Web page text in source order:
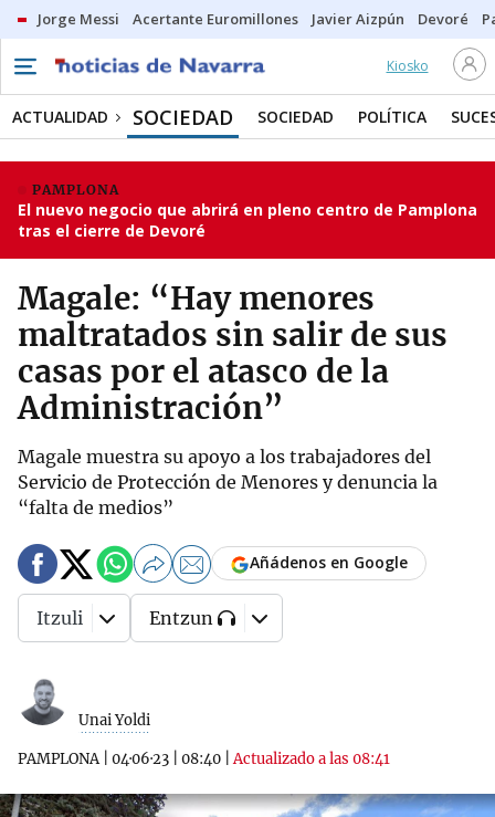
Jorge Messi Acertante Euromillones Javier Aizpún Devoré
Kiosko
ACTUALIDAD SOCIEDAD SOCIEDAD POLÍTICA
PAMPLONA
El nuevo negocio que abrirá en pleno centro de Pamplona
tras el cierre de Devoré
Magale: “Hay menores
maltratados sin salir de sus
casas por el atasco de la
Administración”
Magale muestra su apoyo a los trabajadores del
Servicio de Protección de Menores y denuncia la
“falta de medios”
Unai Yoldi
PAMPLONA| 04·06·23 08:40 |Actualizado a las 08:41
Añádenos en Google
Itzuli Entzun